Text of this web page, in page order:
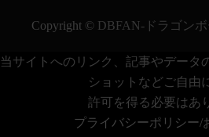
Copyright © DBFAN-ドラゴン
当サイトへのリンク、記事やデータ
ショットなどご自由
許可を得る必要はあ
プライバシーポリシー/